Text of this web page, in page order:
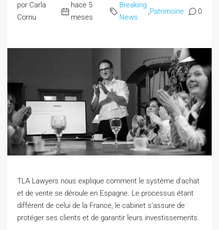
por Carla
Cornu
hace 5
meses
Breaking
News
Patrimoine 0
TLA Lawyers nous explique comment le système d’achat
et de vente se déroule en Espagne. Le processus étant
différent de celui de la France, le cabinet s’assure de
protéger ses clients et de garantir leurs investissements.